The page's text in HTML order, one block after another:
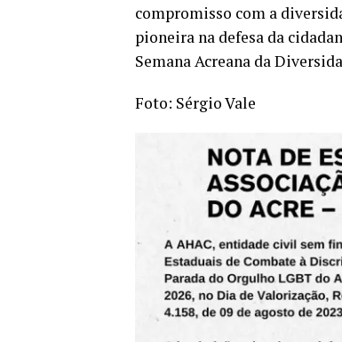
compromisso com a
pioneira na defesa da
Semana Acreana da
Foto: Sérgio Vale